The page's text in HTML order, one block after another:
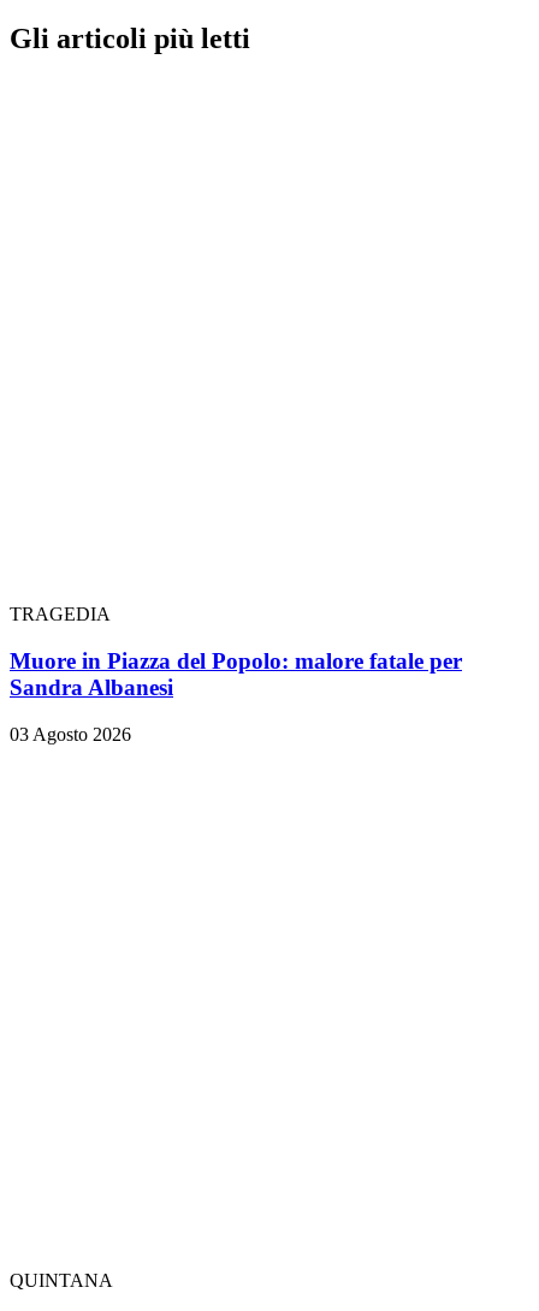
Gli articoli più letti
TRAGEDIA
Muore in Piazza del Popolo: malore fatale per
Sandra Albanesi
03 Agosto 2026
QUINTANA